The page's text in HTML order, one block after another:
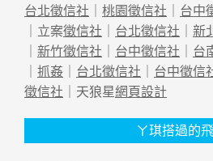
台北徵信社
桃園徵信社 台中
｜立案徵信社 台北徵信社 新
新竹徵信社 台中徵信社 台
抓姦 台北徵信社 台中徵信
徵信社 ｜天狼星網頁設計
ㄚ琪搭過的